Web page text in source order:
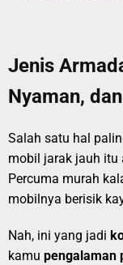
Jenis
Nyaman,
Salah satu hal
mobil jarak jauh itu
Percuma murah
mobilnya berisik
Nah, ini yang jadi
kamu pengalaman